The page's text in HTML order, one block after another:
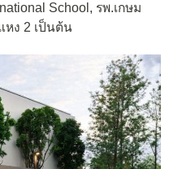
School, รพ.เกษม
หง 2 เป็นต้น